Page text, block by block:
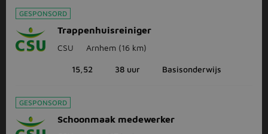
GESPONSORD
Trappenhuisreiniger
CSU Arnhem (16 km)
15,52 38 uur Basisonderwijs
GESPONSORD
Schoonmaak medewerker